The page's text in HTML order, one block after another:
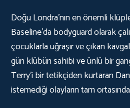
Doğu Londra'nın en önemli
Baseline'da bodyguard olarak
çocuklarla uğraşır ve çıkan
gün klübün sahibi ve ünlü bir
Terry'i bir tetikçiden kurtaran
istemediği olayların tam